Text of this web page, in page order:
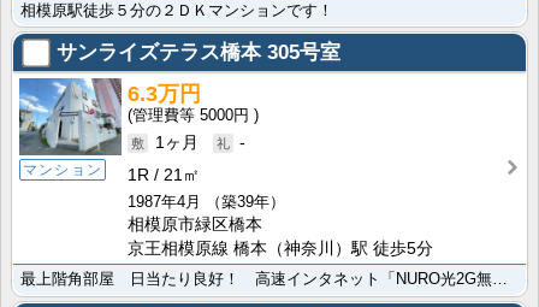
相模原駅徒歩５分の２ＤＫマンションです！
サンライズテラス橋本 305号室
マンション
6.3万円
5000円
1ヶ月
-
1R
21㎡
1987年4月
（築39年）
相模原市緑区橋本
京王相模原線 橋本（神奈川）駅 徒歩5分
最上階角部屋 日当たり良好！ 高速インタネット「NURO光2G無料」